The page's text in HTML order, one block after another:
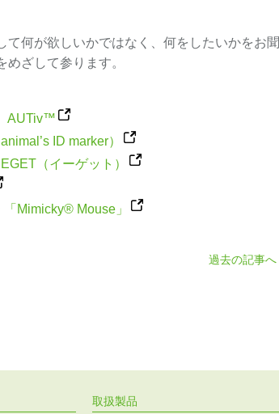
何が欲しいかではなく、何をしたいかをお聞
ざして参ります。
AUTiv™
ID marker）
（イーゲット）
Mimicky® Mouse」
過去の記事へ
取扱製品